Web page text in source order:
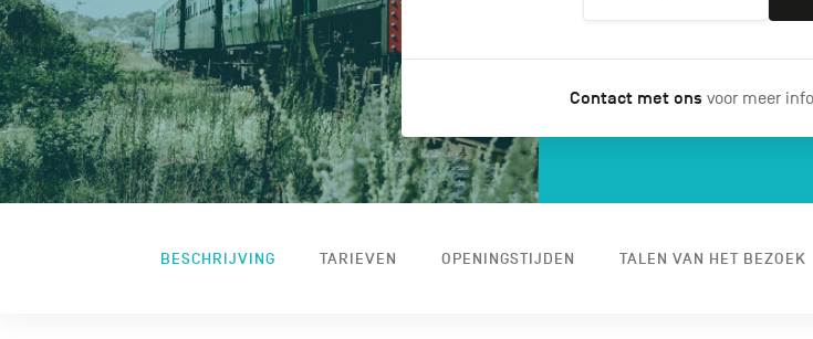
Contact met ons voor meer
BESCHRIJVING TARIEVEN OPENINGSTIJDEN TALEN VAN HET BEZOEK